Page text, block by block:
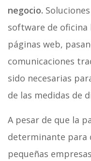
negocio.
software de oficina
páginas web,
comunicaciones
sido necesarias
de las medidas de
A pesar de que la
determinante para
pequeñas